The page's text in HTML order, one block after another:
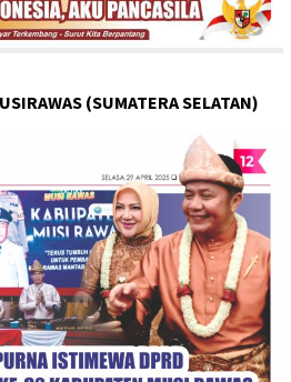
(SUMATERA SELATAN)